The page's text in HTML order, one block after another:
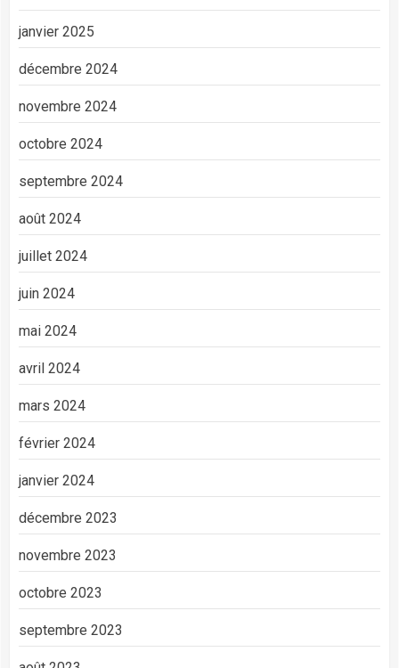
janvier 2025
décembre 2024
novembre 2024
octobre 2024
septembre 2024
août 2024
juillet 2024
juin 2024
mai 2024
avril 2024
mars 2024
février 2024
janvier 2024
décembre 2023
novembre 2023
octobre 2023
septembre 2023